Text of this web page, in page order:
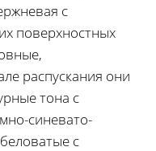
с
поверхностных
распускания они
тона с
синевато-
с